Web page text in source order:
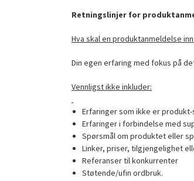
Retningslinjer for
Hva skal en produktanmeldelse
Din egen erfaring med fokus på
Vennligst ikke inkluder:
Erfaringer som ikke er
Erfaringer i forbindelse med
Spørsmål om produktet eller
Linker, priser, tilgjengelighet
Referanser til konkurrenter
Støtende/ufin ordbruk.